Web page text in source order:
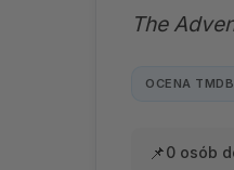
The
OCENA TMDB
📌0 osób